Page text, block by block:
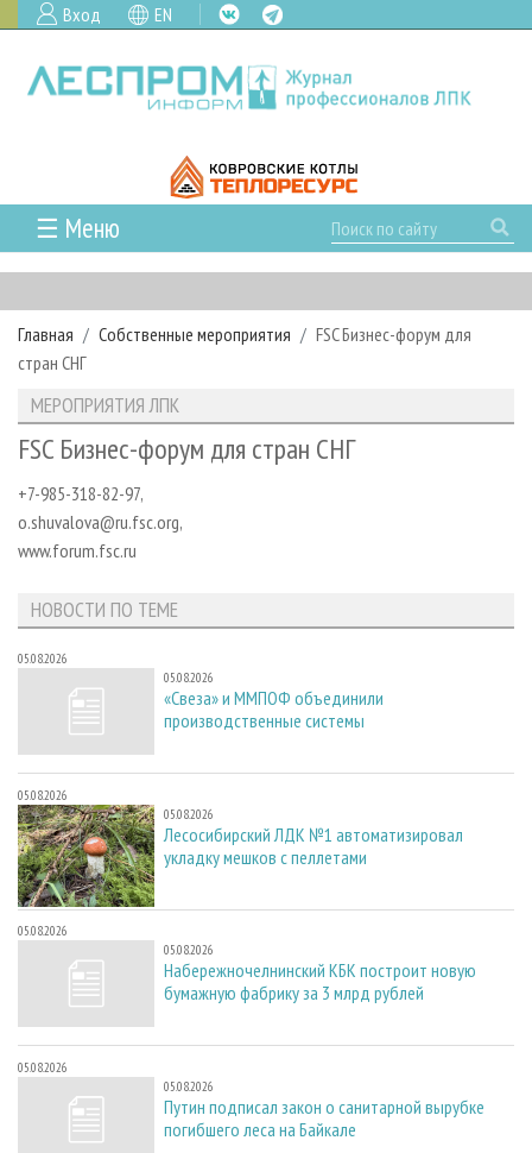
Вход EN
☰ Меню
ГЛАВНАЯ
РУБРИКИ И ТЕМЫ
РУБРИКИ ЖУРНАЛА
ЛЕСОЗАГОТОВКА
ЛЕСОПИЛЕНИЕ
ДЕРЕВООБРАБОТКА
СУШКА ДРЕВЕСИНЫ
ДЕРЕВЯННОЕ ДОМОСТРОЕНИЕ
ПРОИЗВОДСТВО МЕБЕЛИ
БИОЭНЕРГЕТИКА
ИНСТРУМЕНТ И МАТЕРИАЛЫ
НОВОСТИ
НОВОСТИ ЛПК
НОВОСТИ ЖУРНАЛА
НОВОСТИ КОМПАНИЙ
ПРОЕКТЫ ЛПИ
АНАЛИТИКА
ПРЕДПРИЯТИЯ ЛПК
ЛЕСНЫЕ РЕГИОНЫ РОССИИ
ПЕРСОНЫ
ОФИЦИАЛЬНЫЕ ДЕЛЕГАЦИИ
ПРИОРИТЕТНЫЕ ИНВЕСТПРОЕКТЫ
RUSSIAN FORESTRY REVIEW
ГАЗЕТА ЛЕСПРОМФОРУМ
БИБЛИОТЕКА СПЕЦИАЛИСТА
АРХИВ
АРХИВ ЖУРНАЛОВ
СТАТЬИ
ПОДПИСКА
КОНТАКТЫ
РЕКЛАМОДАТЕЛЯМ
РЕКЛАМА
Главная Собственные мероприятия
FSC Бизнес-форум для
стран СНГ
МЕРОПРИЯТИЯ ЛПК
FSC Бизнес-форум для стран СНГ
+7-985-318-82-97,
o.shuvalova@ru.fsc.org,
www.forum.fsc.ru
НОВОСТИ ПО ТЕМЕ
05.08.2026
05.08.2026
«Свеза» и ММПОФ объединили
производственные системы
05.08.2026
05.08.2026
Лесосибирский ЛДК №1 автоматизировал
укладку мешков с пеллетами
05.08.2026
05.08.2026
Набережночелнинский КБК построит новую
бумажную фабрику за 3 млрд рублей
05.08.2026
05.08.2026
Путин подписал закон о санитарной вырубке
погибшего леса на Байкале